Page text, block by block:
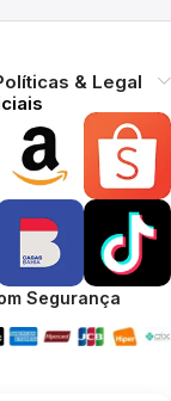
& Legal
Segurança